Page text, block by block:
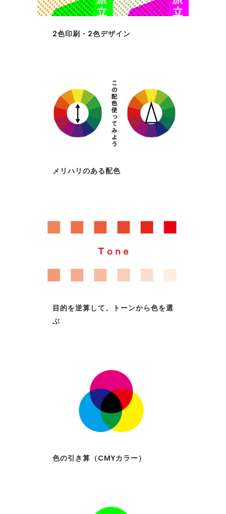
2色印刷・2色デザイン
メリハリのある配色
目的を逆算して、トーンから色を選
ぶ
色の引き算（CMYカラー）